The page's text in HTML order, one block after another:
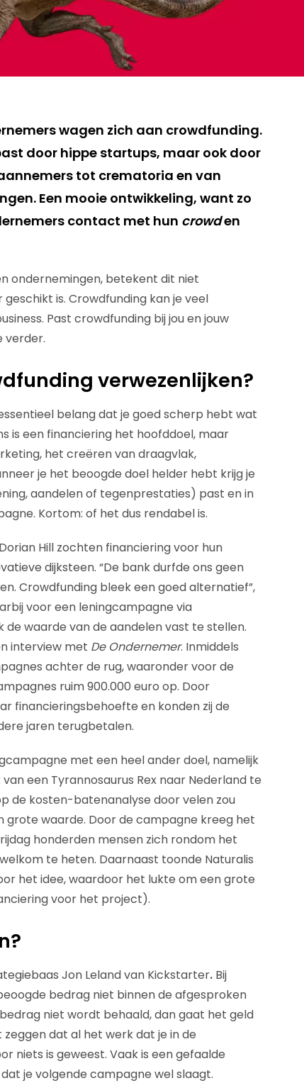
wagen zich aan crowdfunding.
door hippe startups, maar ook door
tot crematoria en van
Een mooie ontwikkeling, want zo
contact met hun crowden
ondernemingen, betekent dit niet
is. Crowdfunding kan je veel
Past crowdfunding bij jou en jouw
verder.
verwezenlijken?
belang dat je goed scherp hebt wat
is een financiering het hoofddoel, maar
het creëren van draagvlak,
je het beoogde doel helder hebt krijg je
aandelen of tegenprestaties) past en in
Kortom: of het dus rendabel is.
Hill zochten financiering voor hun
dijksteen. “De bank durfde ons geen
Crowdfunding bleek een goed alternatief”,
voor een leningcampagne via
de waarde van de aandelen vast te stellen.
interview met De Ondernemer. Inmiddels
achter de rug, waaronder voor de
ruim 900.000 euro op. Door
financieringsbehoefte en konden zij de
jaren terugbetalen.
met een heel ander doel, namelijk
een Tyrannosaurus Rex naar Nederland te
de kosten-batenanalyse door velen zou
grote waarde. Door de campagne kreeg het
honderden mensen zich rondom het
te heten. Daarnaast toonde Naturalis
het idee, waardoor het lukte om een grote
voor het project).
Jon Leland van Kickstarter.Bij
bedrag niet binnen de afgesproken
niet wordt behaald, dan gaat het geld
dat al het werk dat je in de
niets is geweest. Vaak is een gefaalde
je volgende campagne wel slaagt.